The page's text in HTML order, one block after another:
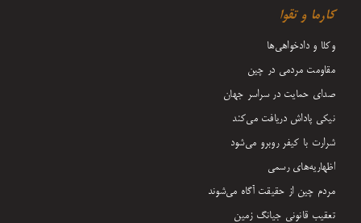
کارما و تقوا
وکلا و دادخواهی‌ها
مقاومت مردمی در چین
صدای حمایت در سراسر جهان
نیکی پاداش دریافت می‌کند
شرارت با کیفر روبرو می‌شود
اظهاریه‌های رسمی
مردم چین از حقیقت آگاه می‌شوند
تعقیب قانونی جیانگ زمین